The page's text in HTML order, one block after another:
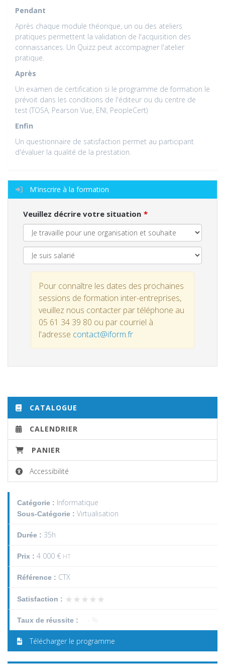
Pendant
Après chaque module théorique, un ou des ateliers
pratiques permettent la validation de l'acquisition des
connaissances. Un Quizz peut accompagner l'atelier
pratique.
Après
Un examen de certification si le programme de formation le
prévoit dans les conditions de l'éditeur ou du centre de
test (TOSA, Pearson Vue, ENI, PeopleCert)
Enfin
Un questionnaire de satisfaction permet au participant
d'évaluer la qualité de la prestation.
M'inscrire à la formation
Veuillez décrire votre situation
Pour connaître les dates des prochaines
sessions de formation inter-entreprises,
veuillez nous contacter par téléphone au
05 61 34 39 80 ou par courriel à
l'adresse contact@iform.fr
CATALOGUE
CALENDRIER
PANIER
Accessibilité
Catégorie : Informatique
Sous-Catégorie : Virtualisation
Durée : 35h
Prix : 4 000 € HT
Référence : CTX
Satisfaction : ★★★★★
★★★★★
Taux de réussite :
Télécharger le programme